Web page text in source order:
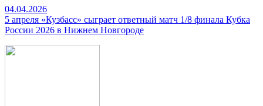
04.04.2026
5 апреля «Кузбасс» сыграет ответный матч 1/8 финала Кубка
России 2026 в Нижнем Новгороде